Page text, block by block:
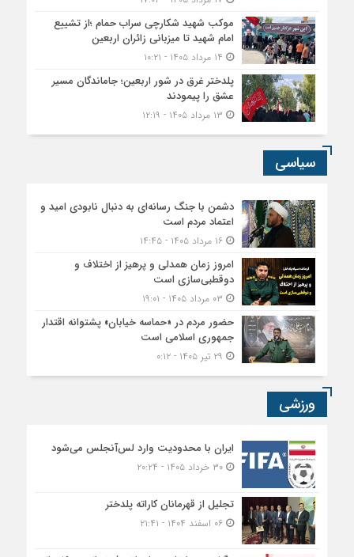
موکب شهید شکارچی سراب حمام ؛از تشییع
امام شهید تا میزبانی زائران اربعین
پلدختر غرق در شور اربعین؛ جاماندگان مسیر
عشق را پیمودند
سیاسی
دشمن با جنگ رسانه‌ای به دنبال نابودی امید و
اعتماد مردم است
۱۶ مرداد ۱۴۰۵ - ۱۴:۴۵
امروز زمان همدلی و پرهیز از اختلاف و
دوقطبی‌سازی است
حضور مردم در «حماسه خیابان» پشتوانه اقتدار
جمهوری اسلامی است
ورزشی
ایران با محدودیت وارد لس‌آنجلس می‌شود
۳۰ خرداد ۱۴۰۵ - ۲۰:۲۴
تجلیل از قهرمانان کاراته پلدختر
۰۶ اسفند ۱۴۰۴ - ۲۱:۴۱